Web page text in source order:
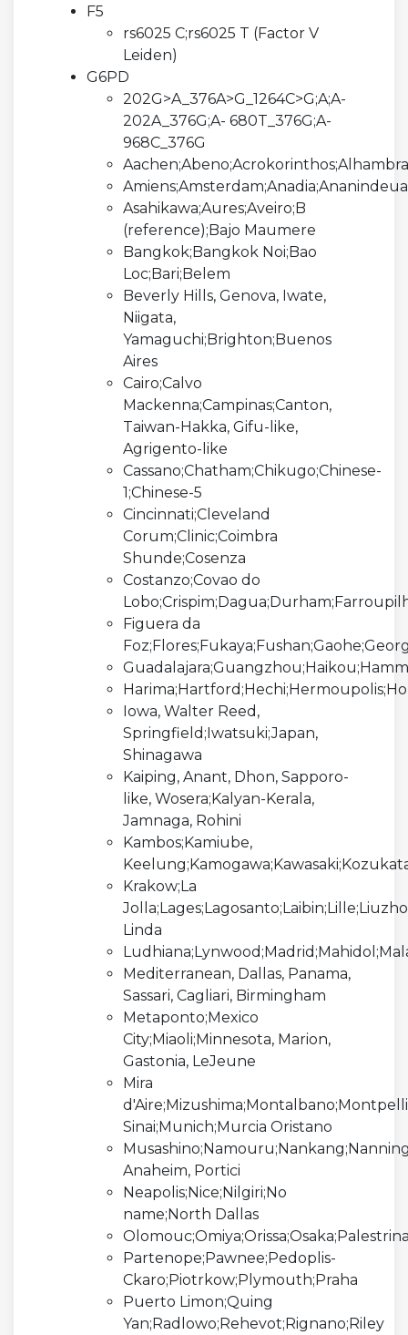
F5
rs6025 C;rs6025 T (Factor V
Leiden)
G6PD
202G>A_376A>G_1264C>G;A;A-
202A_376G;A- 680T_376G;A-
968C_376G
Asahikawa;Aures;Aveiro;B
(reference);Bajo Maumere
Bangkok;Bangkok Noi;Bao
Loc;Bari;Belem
Beverly Hills, Genova, Iwate,
Niigata,
Yamaguchi;Brighton;Buenos
Aires
Cairo;Calvo
Mackenna;Campinas;Canton,
Taiwan-Hakka, Gifu-like,
Agrigento-like
Cassano;Chatham;Chikugo;Chinese-
1;Chinese-5
Cincinnati;Cleveland
Corum;Clinic;Coimbra
Shunde;Cosenza
Costanzo;Covao do
Figuera da
Iowa, Walter Reed,
Springfield;Iwatsuki;Japan,
Shinagawa
Kaiping, Anant, Dhon, Sapporo-
like, Wosera;Kalyan-Kerala,
Jamnaga, Rohini
Kambos;Kamiube,
Krakow;La
Linda
Mediterranean, Dallas, Panama,
Sassari, Cagliari, Birmingham
Metaponto;Mexico
City;Miaoli;Minnesota, Marion,
Gastonia, LeJeune
Mira
Sinai;Munich;Murcia Oristano
Anaheim, Portici
Neapolis;Nice;Nilgiri;No
name;North Dallas
Partenope;Pawnee;Pedoplis-
Ckaro;Piotrkow;Plymouth;Praha
Puerto Limon;Quing
Yan;Radlowo;Rehevot;Rignano;Riley